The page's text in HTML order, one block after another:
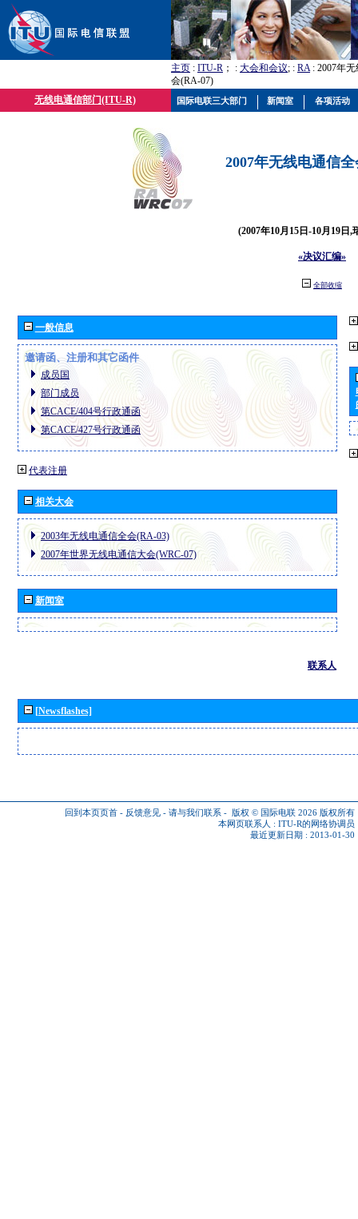
主页 : ITU-R ； : 大会和会议; : RA: 2007年
会(RA-07)
无线电通信部门(ITU-R)
2007年无线电通信
(2007年10月15日-10月19日,
«决议汇编»
全部收缩
一般信息
邀请函、注册和其它函件
成员国
部门成员
第CACE/404号行政通函
第CACE/427号行政通函
代表注册
相关大会
2003年无线电通信全会(RA-03)
2007年世界无线电通信大会(WRC-07)
新闻室
联系人
[Newsflashes]
回到本页页首 - 反馈意见 - 请与我们联系 - 版权 © 国际电联 2026 版权所有
本网页联系人 : ITU-R的网络协调员
最近更新日期 : 2013-01-30
国际电联三大部门 新闻室 各项活动